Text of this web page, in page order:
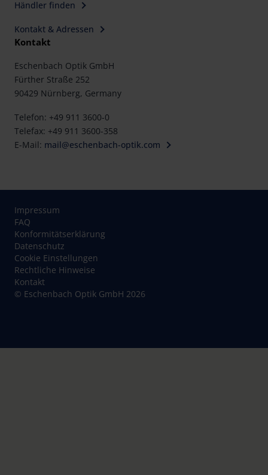
Händler finden
Kontakt & Adressen
Kontakt
Eschenbach Optik GmbH
Fürther Straße 252
90429 Nürnberg, Germany
Telefon: +49 911 3600-0
Telefax: +49 911 3600-358
E-Mail: mail@eschenbach-optik.com
© Eschenbach Optik GmbH 2026
Impressum
FAQ
Konformitätserklärung
Datenschutz
Cookie Einstellungen
Rechtliche Hinweise
Kontakt